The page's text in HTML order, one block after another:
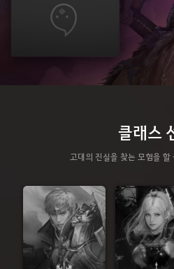
클래스
고대의 진실을 찾는 모험을 할